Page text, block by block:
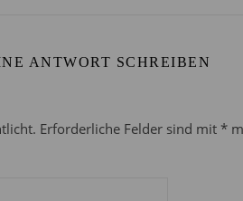
ANTWORT SCHREIBEN
Erforderliche Felder sind mit *